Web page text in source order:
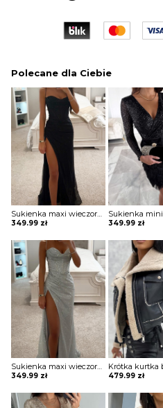
Polecane dla Ciebie
Sukienka maxi wieczorowa z gorsetowym topem Alija
349.99 zł 349.99 zł
Sukienka maxi wieczorowa z gorsetowym topem Alija
349.99 zł 479.99 zł